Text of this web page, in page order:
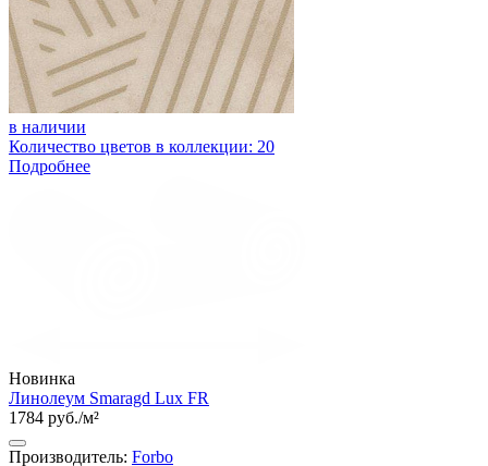
в наличии
Количество цветов в коллекции: 20
Подробнее
Новинка
Линолеум Smaragd Lux FR
1784 руб./м²
Производитель: Forbo